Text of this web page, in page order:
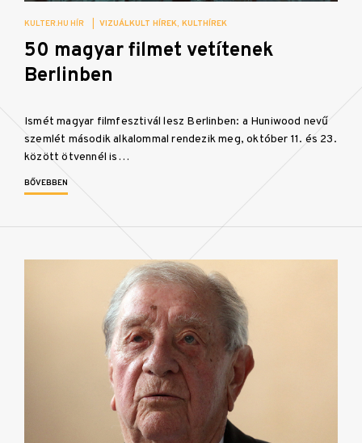
KULTER.HU HÍR VIZUÁLKULT HÍREK KULTHÍREK
50 magyar filmet vetítenek
Berlinben
Ismét magyar filmfesztivál lesz Berlinben: a Huniwood nevű
szemlét második alkalommal rendezik meg, október 11. és 23.
között ötvennél is…
BŐVEBBEN